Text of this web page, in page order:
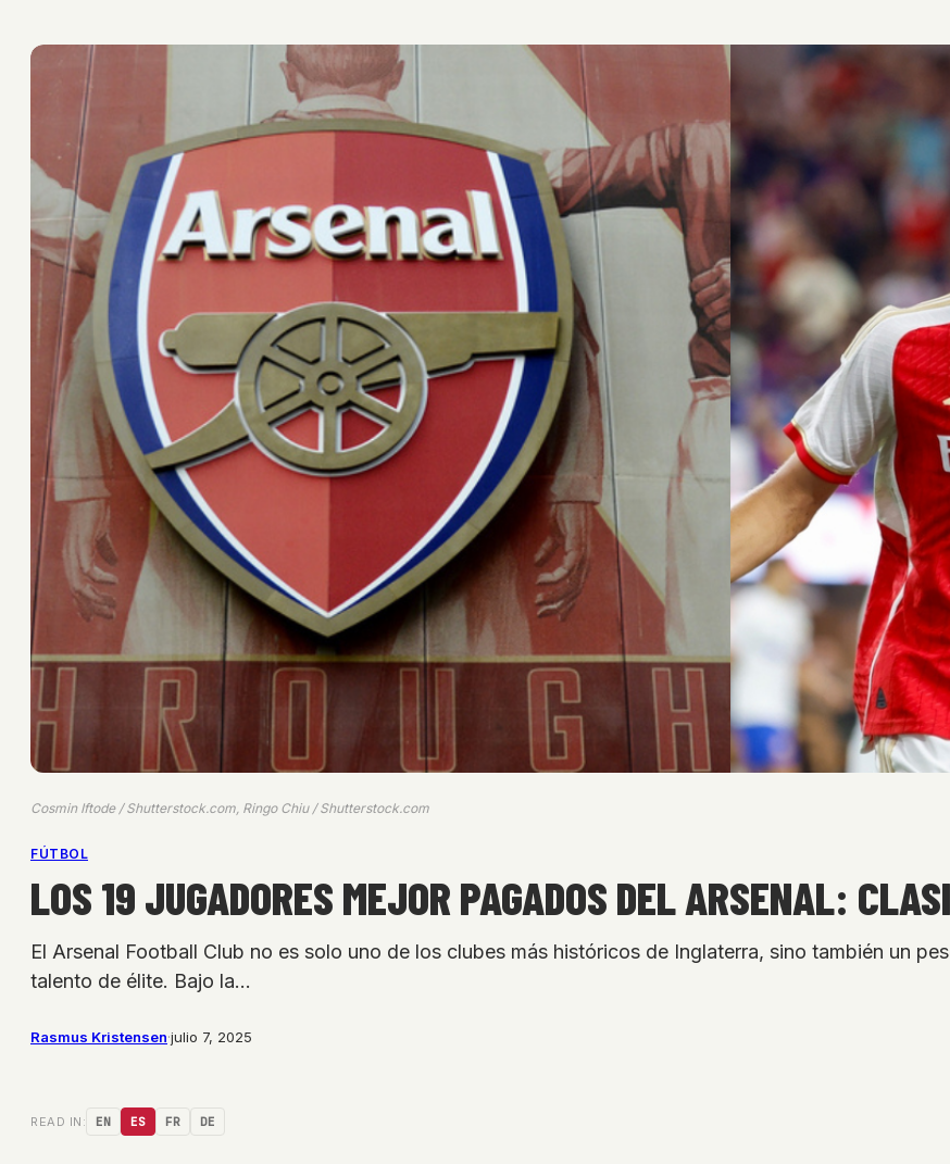
Cosmin Iftode / Shutterstock.com, Ringo Chiu / Shutterstock.com
FÚTBOL
LOS 19 JUGADORES MEJOR PAGADOS DEL ARSENAL:
El Arsenal Football Club no es solo uno de los clubes más históricos de Inglaterra, sino también un
talento de élite. Bajo la…
Rasmus Kristensen·julio 7, 2025
READ IN: EN ES FR DE